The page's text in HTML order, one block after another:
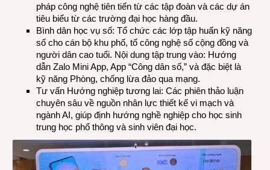
pháp công nghệ tiên tiến từ các tập đoàn và các dự án
tiêu biểu từ các trường đại học hàng đầu.
Bình dân học vụ số: Tổ chức các lớp tập huấn kỹ năng
số cho cán bộ khu phố, tổ công nghệ số cộng đồng và
người dân cao tuổi. Nội dung tập trung vào: Hướng
dẫn Zalo Mini App, App “Công dân số,” và đặc biệt là
kỹ năng Phòng, chống lừa đảo qua mạng.
Tư vấn Hướng nghiệp tương lai: Các phiên thảo luận
chuyên sâu về nguồn nhân lực thiết kế vi mạch và
ngành AI, giúp định hướng nghề nghiệp cho học sinh
trung học phổ thông và sinh viên đại học.